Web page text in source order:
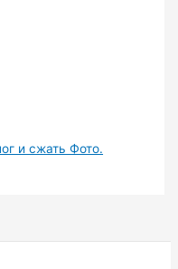
и сжать Фото.